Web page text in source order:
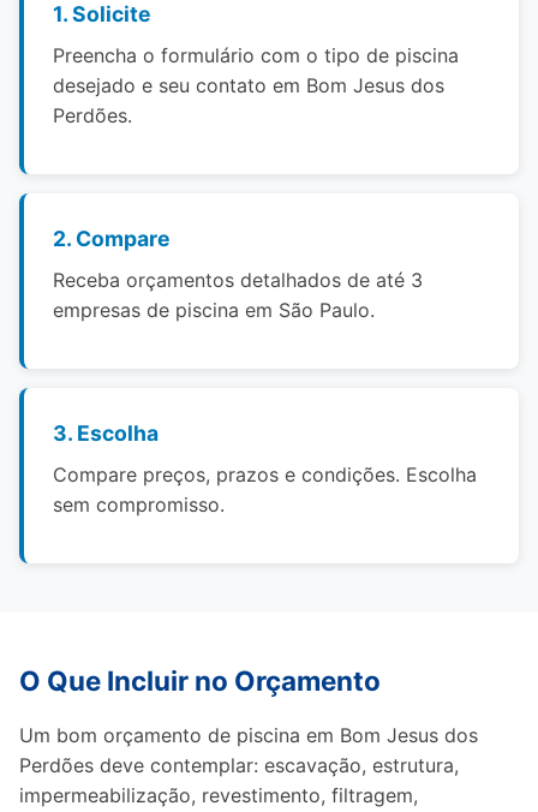
1. Solicite
Preencha o formulário com o tipo de piscina
desejado e seu contato em Bom Jesus dos
Perdões.
2. Compare
Receba orçamentos detalhados de até 3
empresas de piscina em São Paulo.
3. Escolha
Compare preços, prazos e condições. Escolha
sem compromisso.
O Que Incluir no Orçamento
Um bom orçamento de piscina em Bom Jesus dos
Perdões deve contemplar: escavação, estrutura,
impermeabilização, revestimento, filtragem,